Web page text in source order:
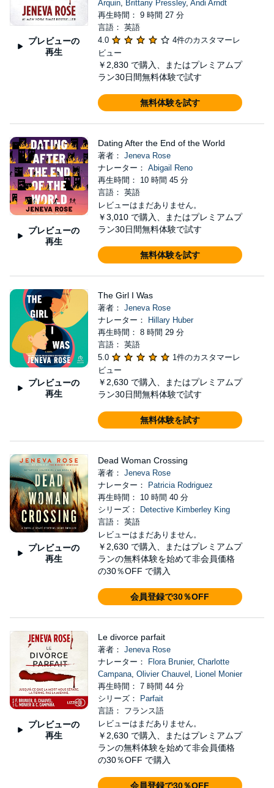
プレビューの
再生
Arquin, Brittany Pressley, Andi Arndt
再生時間： 9 時間 27 分
言語： 英語
4.0
4件のカスタマーレ
ビュー
￥2,830 で購入、またはプレミアムプ
ラン30日間無料体験で試す
無料体験を試す
プレビューの
再生
Dating After the End of the World
著者： Jeneva Rose
ナレーター： Abigail Reno
再生時間： 10 時間 45 分
言語： 英語
レビューはまだありません。
￥3,010 で購入、またはプレミアムプ
ラン30日間無料体験で試す
無料体験を試す
プレビューの
再生
The Girl I Was
著者： Jeneva Rose
ナレーター：
Hillary Huber
再生時間： 8 時間 29 分
言語： 英語
5.0
1件のカスタマーレ
ビュー
￥2,630 で購入、またはプレミアムプ
ラン30日間無料体験で試す
無料体験を試す
プレビューの
再生
Dead Woman Crossing
著者： Jeneva Rose
ナレーター：
Patricia Rodriguez
再生時間： 10 時間 40 分
シリーズ：
Detective Kimberley King
言語： 英語
レビューはまだありません。
￥2,630 で購入、またはプレミアムプ
ランの無料体験を始めて非会員価格
の30％OFF で購入
会員登録で30％OFF
プレビューの
再生
Le divorce parfait
著者： Jeneva Rose
ナレーター：
Flora Brunier, Charlotte
Campana, Olivier Chauvel , Lionel Monier
再生時間： 7 時間 44 分
シリーズ：
Parfait
言語： フランス語
レビューはまだありません。
￥2,630 で購入、またはプレミアムプ
ランの無料体験を始めて非会員価格
の30％OFF で購入
会員登録で30％OFF